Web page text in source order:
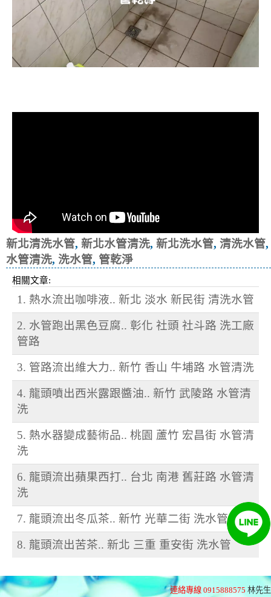
新北清洗水管, 新北水管清洗, 新北洗水管, 清洗水管,
水管清洗, 洗水管, 管乾淨
相關文章:
1. 熱水流出咖啡液.. 新北 淡水 新民街 清洗水管
2. 水管跑出黑色豆腐.. 彰化 社頭 社斗路 洗工廠
管路
3. 管路流出維大力.. 新竹 香山 牛埔路 水管清洗
4. 龍頭噴出西米露跟醬油.. 新竹 武陵路 水管清
洗
5. 熱水器變成藝術品.. 桃園 蘆竹 宏昌街 水管清
洗
6. 龍頭流出蘋果西打.. 台北 南港 舊莊路 水管清
洗
7. 龍頭流出冬瓜茶.. 新竹 光華二街 洗水管
8. 龍頭流出苦茶.. 新北 三重 重安街 洗水管
連絡專線 0915888575 林先生